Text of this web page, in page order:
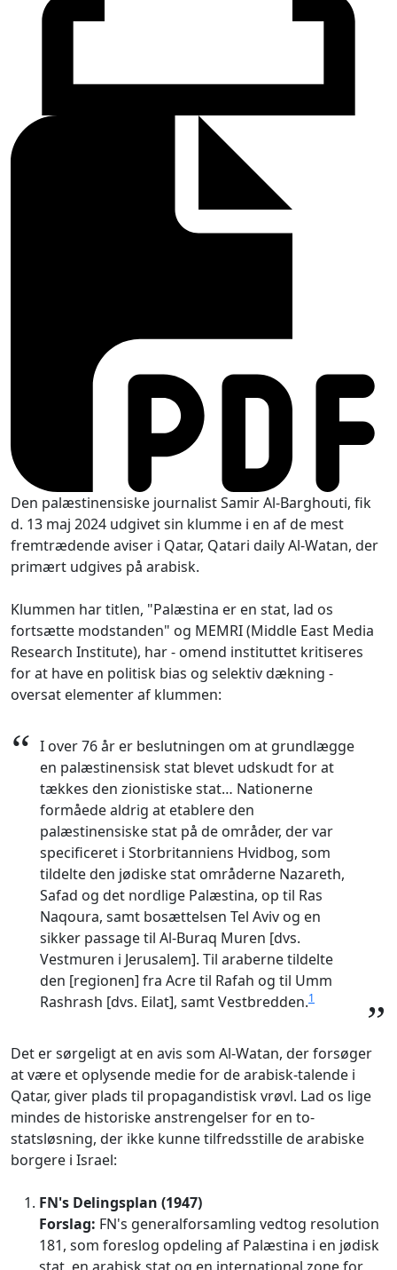
Den palæstinensiske journalist Samir Al-Barghouti, fik
d. 13 maj 2024 udgivet sin klumme i en af de mest
fremtrædende aviser i Qatar, Qatari daily Al-Watan, der
primært udgives på arabisk.
Klummen har titlen, "Palæstina er en stat, lad os
fortsætte modstanden" og MEMRI (Middle East Media
Research Institute), har - omend instituttet kritiseres
for at have en politisk bias og selektiv dækning -
oversat elementer af klummen:
“ I over 76 år er beslutningen om at grundlægge
en palæstinensisk stat blevet udskudt for at
tækkes den zionistiske stat… Nationerne
formåede aldrig at etablere den
palæstinensiske stat på de områder, der var
specificeret i Storbritanniens Hvidbog, som
tildelte den jødiske stat områderne Nazareth,
Safad og det nordlige Palæstina, op til Ras
Naqoura, samt bosættelsen Tel Aviv og en
sikker passage til Al-Buraq Muren [dvs.
Vestmuren i Jerusalem]. Til araberne tildelte
den [regionen] fra Acre til Rafah og til Umm
Rashrash [dvs. Eilat], samt Vestbredden.1 ”
Det er sørgeligt at en avis som Al-Watan, der forsøger
at være et oplysende medie for de arabisk-talende i
Qatar, giver plads til propagandistisk vrøvl. Lad os lige
mindes de historiske anstrengelser for en to-
statsløsning, der ikke kunne tilfredsstille de arabiske
borgere i Israel:
FN's Delingsplan (1947)
Forslag: FN's generalforsamling vedtog resolution
181, som foreslog opdeling af Palæstina i en jødisk